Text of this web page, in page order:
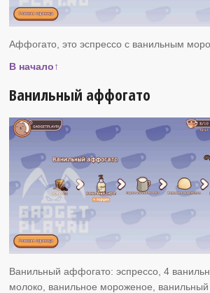
Аффогато, это эспрессо с ванильным
В начало↑
Ванильный аффогато
Ванильный аффогато: эспрессо, 4
молоко, ванильное мороженое, ванильный